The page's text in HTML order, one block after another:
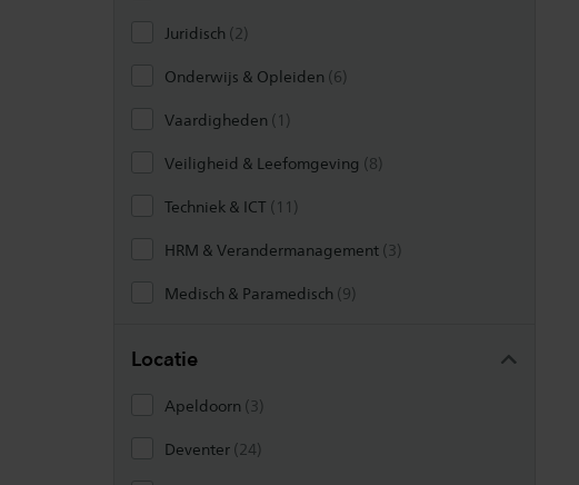
Juridisch (2)
Onderwijs & Opleiden (6)
Vaardigheden (1)
Veiligheid & Leefomgeving (8)
Techniek & ICT (11)
HRM & Verandermanagement (3)
Medisch & Paramedisch (9)
Locatie
Apeldoorn (3)
Deventer (24)